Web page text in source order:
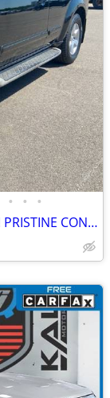
• • •
2008 NISSAN PATHFINDER SE EDITION!!! PRISTINE CONDITION!!!